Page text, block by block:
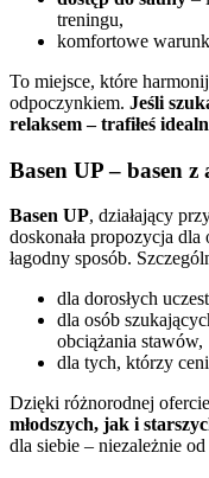
treningu,
komfortowe
To miejsce, które
odpoczynkiem. Jeśli
relaksem – trafiłeś
Basen UP – basen
Basen UP, działający
doskonała propozycja
łagodny sposób.
dla dorosłych
dla osób
obciążania stawów,
dla tych, którzy
Dzięki różnorodnej
młodszych, jak i
dla siebie – niezależnie